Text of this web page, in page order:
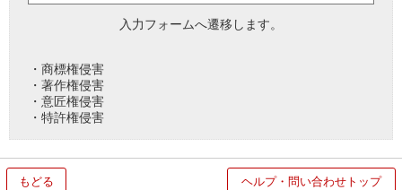
入力フォームへ遷移します。
・商標権侵害
・著作権侵害
・意匠権侵害
・特許権侵害
もどる ヘルプ・問い合わせトップ